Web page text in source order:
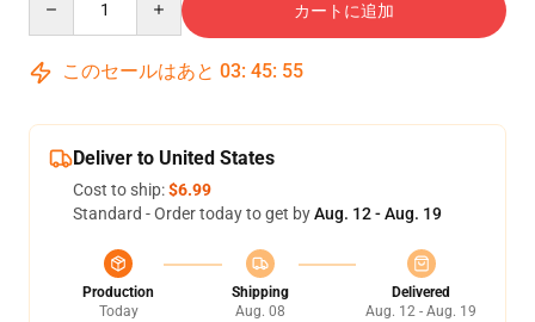
カートに追加
このセールはあと 03: 45: 54
Deliver to United States
Cost to ship:$6.99
Standard - Order today to get byAug. 12 - Aug. 19
Production
Today
Shipping
Aug. 08
Delivered
Aug. 12 - Aug. 19